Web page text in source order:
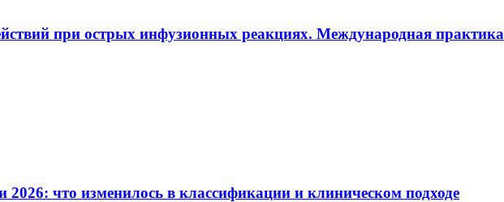
при острых инфузионных реакциях. Международная практика
2026: что изменилось в классификации и клиническом подходе